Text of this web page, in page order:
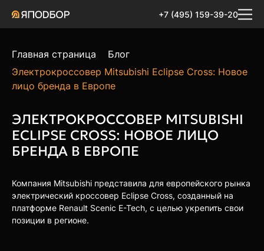
+7 (495) 159-39-20
Главная страница
Блог
Электрокроссовер Mitsubishi Eclipse Cross: Новое
лицо бренда в Европе
ЭЛЕКТРОКРОССОВЕР MITSUBISHI
ECLIPSE CROSS: НОВОЕ ЛИЦО
БРЕНДА В ЕВРОПЕ
Компания Mitsubishi представила для европейского рынка
электрический кроссовер Eclipse Cross, созданный на
платформе Renault Scenic E-Tech, с целью укрепить свои
позиции в регионе.